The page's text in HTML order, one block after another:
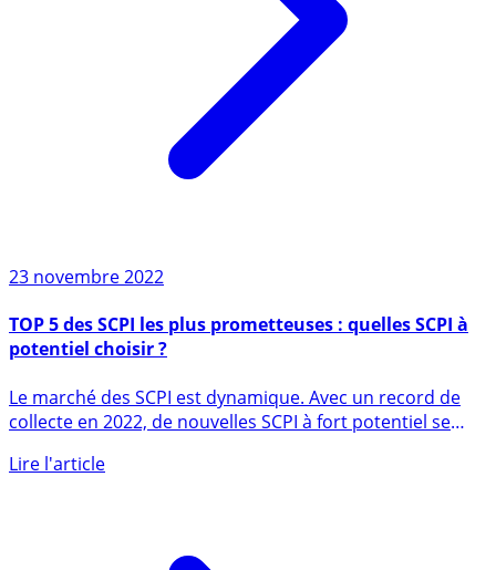
23 novembre 2022
potentiel choisir ?
Le marché des SCPI est dynamique. Avec un record de
collecte en 2022, de nouvelles SCPI à fort potentiel se